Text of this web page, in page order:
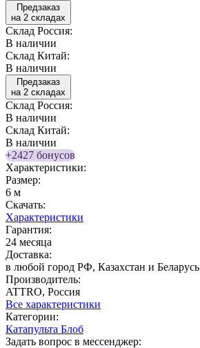
Предзаказ
на 2 складах
Склад Россия:
В наличии
Склад Китай:
В наличии
Предзаказ
на 2 складах
Склад Россия:
В наличии
Склад Китай:
В наличии
+2427 бонусов
Характеристики:
Размер:
6 м
Скачать:
Характеристики
Гарантия:
24 месяца
Доставка:
в любой город РФ, Казахстан и Беларусь
Производитель:
ATTRO, Россия
Все характеристики
Категории:
Катапульта Блоб
Задать вопрос в мессенджер: